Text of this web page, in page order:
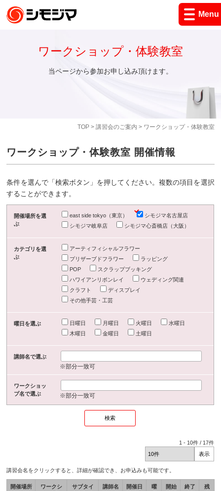
Menu
TOP> 講習会のご案内 > ワークショップ・体験教室
ワークショップ・体験教室
当ページから参加お申し込み頂けます。
ワークショップ・体験教室 開催情報
条件を選んで「検索ボタン」を押してください。複数の項目を選択
することができます。
開催場所を選
ぶ
east side tokyo（東京）
シモジマ名古屋店
シモジマ岐阜店
シモジマ心斎橋店（大阪）
カテゴリを選
ぶ
アーティフィシャルフラワー
プリザーブドフラワー
ラッピング
POP
スクラップブッキング
ハワイアンリボンレイ
ウェディング関連
クラフト
ディスプレイ
その他手芸・工芸
曜日を選ぶ 日曜日 月曜日 火曜日
水曜日
木曜日
金曜日 土曜日
講師名で選ぶ
※部分一致可
ワークショッ
プ名で選ぶ
※部分一致可
1 - 10件 / 17件
講習会名をクリックすると、詳細が確認でき、お申込みも可能です。
開催場所
ワークシ
サブタイ
講師名
開催日
曜
開始
終了
残